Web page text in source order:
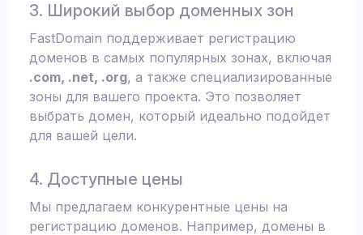
3. Широкий выбор доменных зон
FastDomain поддерживает регистрацию
доменов в самых популярных зонах, включая
.com, .net, .org, а также специализированные
зоны для вашего проекта. Это позволяет
выбрать домен, который идеально подойдет
для вашей цели.
4. Доступные цены
Мы предлагаем конкурентные цены на
регистрацию доменов. Например, домены в